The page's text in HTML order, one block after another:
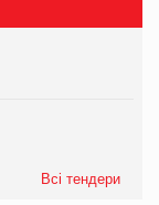
Всі тендери